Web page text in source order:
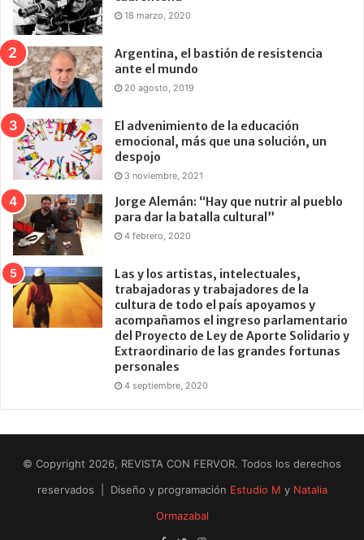
18 marzo, 2020
Argentina, el bastión de resistencia
ante el mundo
20 agosto, 2019
El advenimiento de la educación
emocional, más que una solución, un
despojo
3 noviembre, 2021
Jorge Alemán: “Hay que nutrir al pueblo
para dar la batalla cultural”
4 febrero, 2020
Las y los artistas, intelectuales,
trabajadoras y trabajadores de la
cultura de todo el país apoyamos y
acompañamos el ingreso parlamentario
del Proyecto de Ley de Aporte Solidario y
Extraordinario de las grandes fortunas
personales
4 septiembre, 2020
© Copyright 2026, REVISTA CON FERVOR. Todos los derechos
reservados | Diseño y programación Estudio M y Natalia
Ormazabal